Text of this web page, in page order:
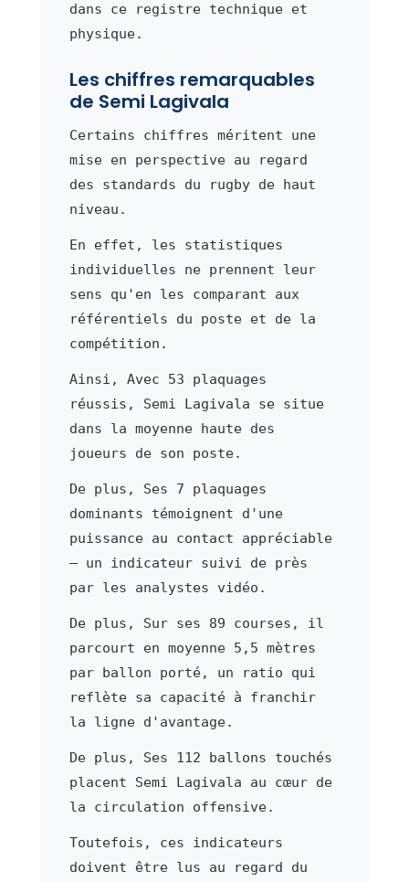
dans ce registre technique et
physique.
Les chiffres remarquables
de Semi Lagivala
Certains chiffres méritent une
mise en perspective au regard
des standards du rugby de haut
niveau.
En effet, les statistiques
individuelles ne prennent leur
sens qu'en les comparant aux
référentiels du poste et de la
compétition.
Ainsi, Avec 53 plaquages
réussis, Semi Lagivala se situe
dans la moyenne haute des
joueurs de son poste.
De plus, Ses 7 plaquages
dominants témoignent d'une
puissance au contact appréciable
— un indicateur suivi de près
par les analystes vidéo.
De plus, Sur ses 89 courses, il
parcourt en moyenne 5,5 mètres
par ballon porté, un ratio qui
reflète sa capacité à franchir
la ligne d'avantage.
De plus, Ses 112 ballons touchés
placent Semi Lagivala au cœur de
la circulation offensive.
Toutefois, ces indicateurs
doivent être lus au regard du